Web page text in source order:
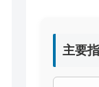
過去株価
主要